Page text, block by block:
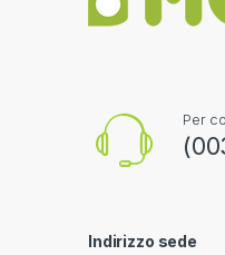
Per
Indirizzo sede